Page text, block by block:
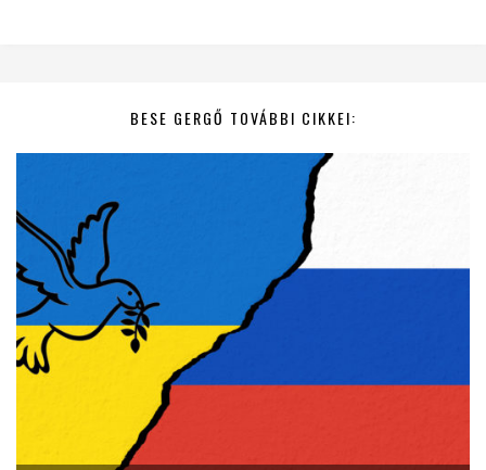
BESE GERGŐ TOVÁBBI CIKKEI: